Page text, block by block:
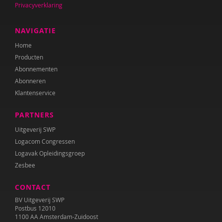
Anne Mijke van Harten
Maria Heesen
Anouk Helmers
Nicky Ingels
Sherita Jager
Lien Van Laere
Fien Lannoye
Esther van der Leek
Jolet Leenhouts
Liliane Limpens
Privacyverklaring
NAVIGATIE
Home
Producten
Abonnementen
Abonneren
Klantenservice
PARTNERS
Uitgeverij SWP
Logacom Congressen
Logavak Opleidingsgroep
Zesbee
CONTACT
BV Uitgeverij SWP
Postbus 12010
1100 AA Amsterdam-Zuidoost